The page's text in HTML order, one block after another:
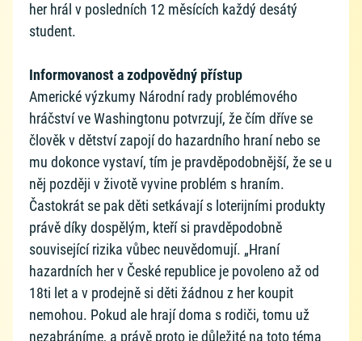
her hrál v posledních 12 měsících každý desátý
student.
Informovanost a zodpovědný přístup
Americké výzkumy Národní rady problémového
hráčství ve Washingtonu potvrzují, že čím dříve se
člověk v dětství zapojí do hazardního hraní nebo se
mu dokonce vystaví, tím je pravděpodobnější, že se u
něj později v životě vyvine problém s hraním.
Častokrát se pak děti setkávají s loterijními produkty
právě díky dospělým, kteří si pravděpodobně
související rizika vůbec neuvědomují. „Hraní
hazardních her v České republice je povoleno až od
18ti let a v prodejně si děti žádnou z her koupit
nemohou. Pokud ale hrají doma s rodiči, tomu už
nezabráníme, a právě proto je důležité na toto téma